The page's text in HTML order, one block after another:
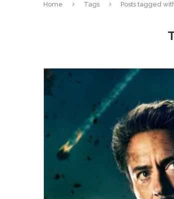
Home Tags Posts tagged